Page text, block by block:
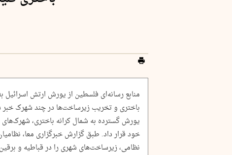
منابع رسانه‌ای فلسطین از یورش ارتش اسرائیل
باختری و تخریب زیرساخت‌ها در چند شهرک خبر
یورش گسترده به شمال کرانه باختری،
خود قرار داد. طبق گزارش خبرگزاری معا،
نظامی، زیرساخت‌های شهری را در قباطیه و